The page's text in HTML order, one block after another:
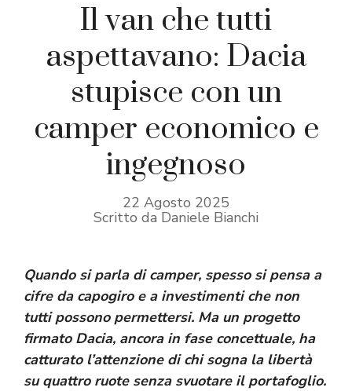
Il van che tutti
aspettavano: Dacia
stupisce con un
camper economico e
ingegnoso
22 Agosto 2025
Scritto da Daniele Bianchi
Quando si parla dicamper, spesso si pensa a
cifre da capogiro e a investimenti che non
tutti possono permettersi. Ma un progetto
firmato Dacia, ancora in fase concettuale, ha
catturato l’attenzione di chi sogna la libertà
su quattro ruote senza svuotare il portafoglio.